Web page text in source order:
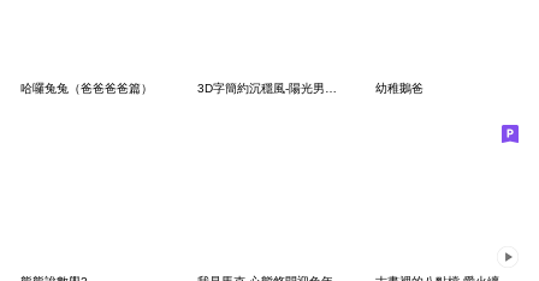
哈囉兔兔（爸爸爸爸篇） 幼稚鵝爸